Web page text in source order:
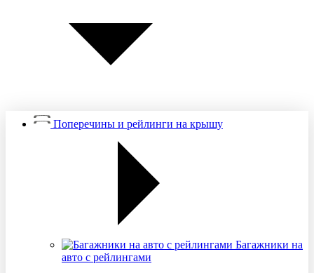
Поперечины и рейлинги на крышу
Багажники на
авто с рейлингами